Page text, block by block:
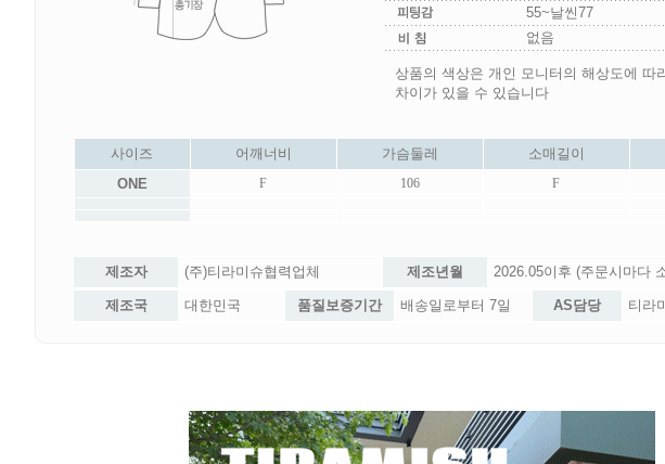
55~날씬77
없음
상품의 색상은 개인 모니터의 해상도에 따
차이가 있을 수 있습니다
사이즈
어깨너비 가슴둘레 소매길이
ONE
F 106 F
제조자 (주)티라미슈협력업체 제조년월 2026.05이후 (주문시마다
제조국 대한민국 품질보증기간 배송일로부터 7일 AS담당 티라